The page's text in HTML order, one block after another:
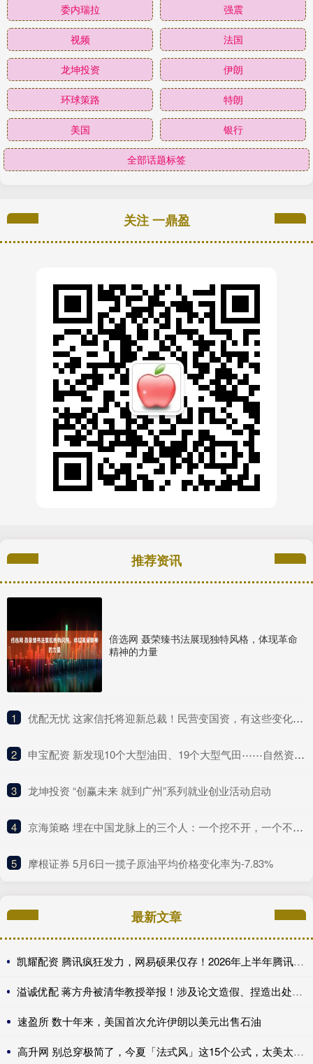
委内瑞拉 强震
视频 法国
龙坤投资 伊朗
环球策路 特朗
美国 银行
全部话题标签
关注 一鼎盈
推荐资讯
倍选网 聂荣臻书法展现独特风格，体现革命
精神的力量
1 ​优配无忧 这家信托将迎新总裁！民营变国资，有这些变化……
2 ​申宝配资 新发现10个大型油田、19个大型气田⋯⋯自然资源部晒“十四五”成绩单
3 ​龙坤投资 “创赢未来 就到广州”系列就业创业活动启动
4 ​京海策略 埋在中国龙脉上的三个人：一个挖不开，一个不敢挖，一个异兽守护
5 ​摩根证券 5月6日一揽子原油平均价格变化率为-7.83%
最新文章
凯耀配资 腾讯疯狂发力，网易硕果仅存！2026年上半年腾讯网易上线的游戏
溢诚优配 蒋方舟被清华教授举报！涉及论文造假、捏造出处、伪造文献……
速盈所 数十年来，美国首次允许伊朗以美元出售石油
高升网 别总穿极简了，今夏「法式风」这15个公式，太美太时髦了！